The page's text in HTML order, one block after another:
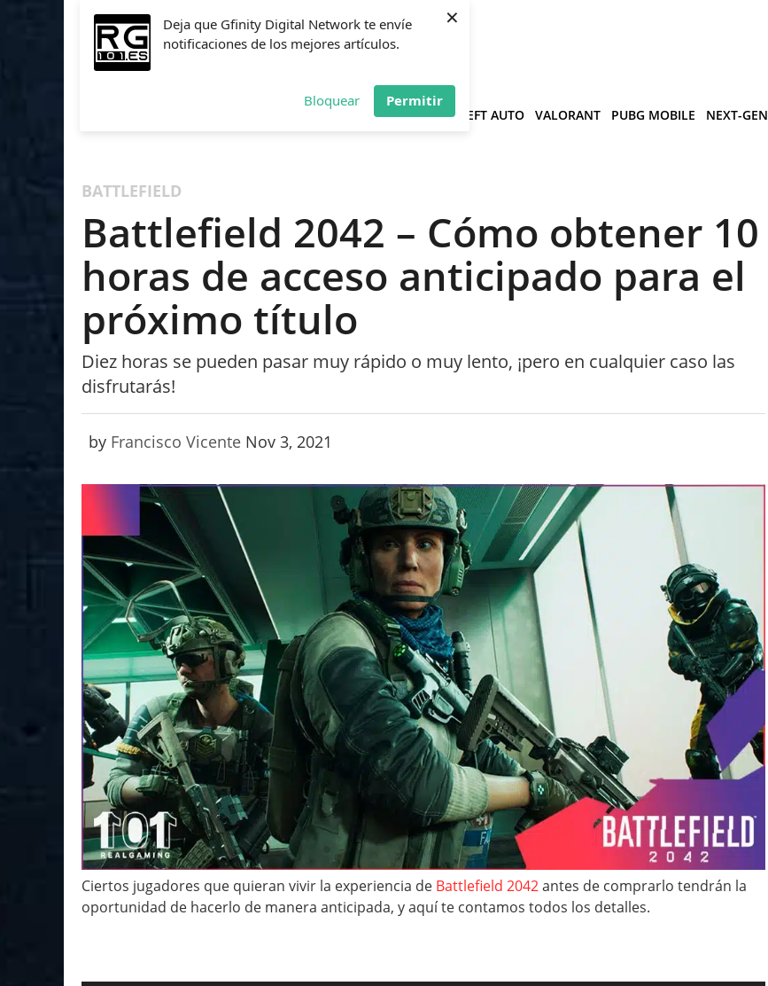
Deja que Gfinity Digital Network te envíe
notificaciones de los mejores artículos.
Bloquear Permitir
×
FORTNITE PES GRAND THEFT AUTO VALORANT PUBG MOBILE NEXT-GEN
BATTLEFIELD
Battlefield 2042 – Cómo obtener 10
horas de acceso anticipado para el
próximo título
Diez horas se pueden pasar muy rápido o muy lento, ¡pero en cualquier caso las
disfrutarás!
by Francisco Vicente Nov 3, 2021
Ciertos jugadores que quieran vivir la experiencia de Battlefield 2042antes de comprarlo tendrán la
oportunidad de hacerlo de manera anticipada, y aquí te contamos todos los detalles.